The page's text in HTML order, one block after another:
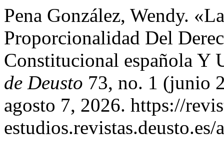
Pena González, Wendy.
Proporcionalidad Del
Constitucional española Y
de Deusto 73, no. 1 (junio
agosto 7, 2026. https://